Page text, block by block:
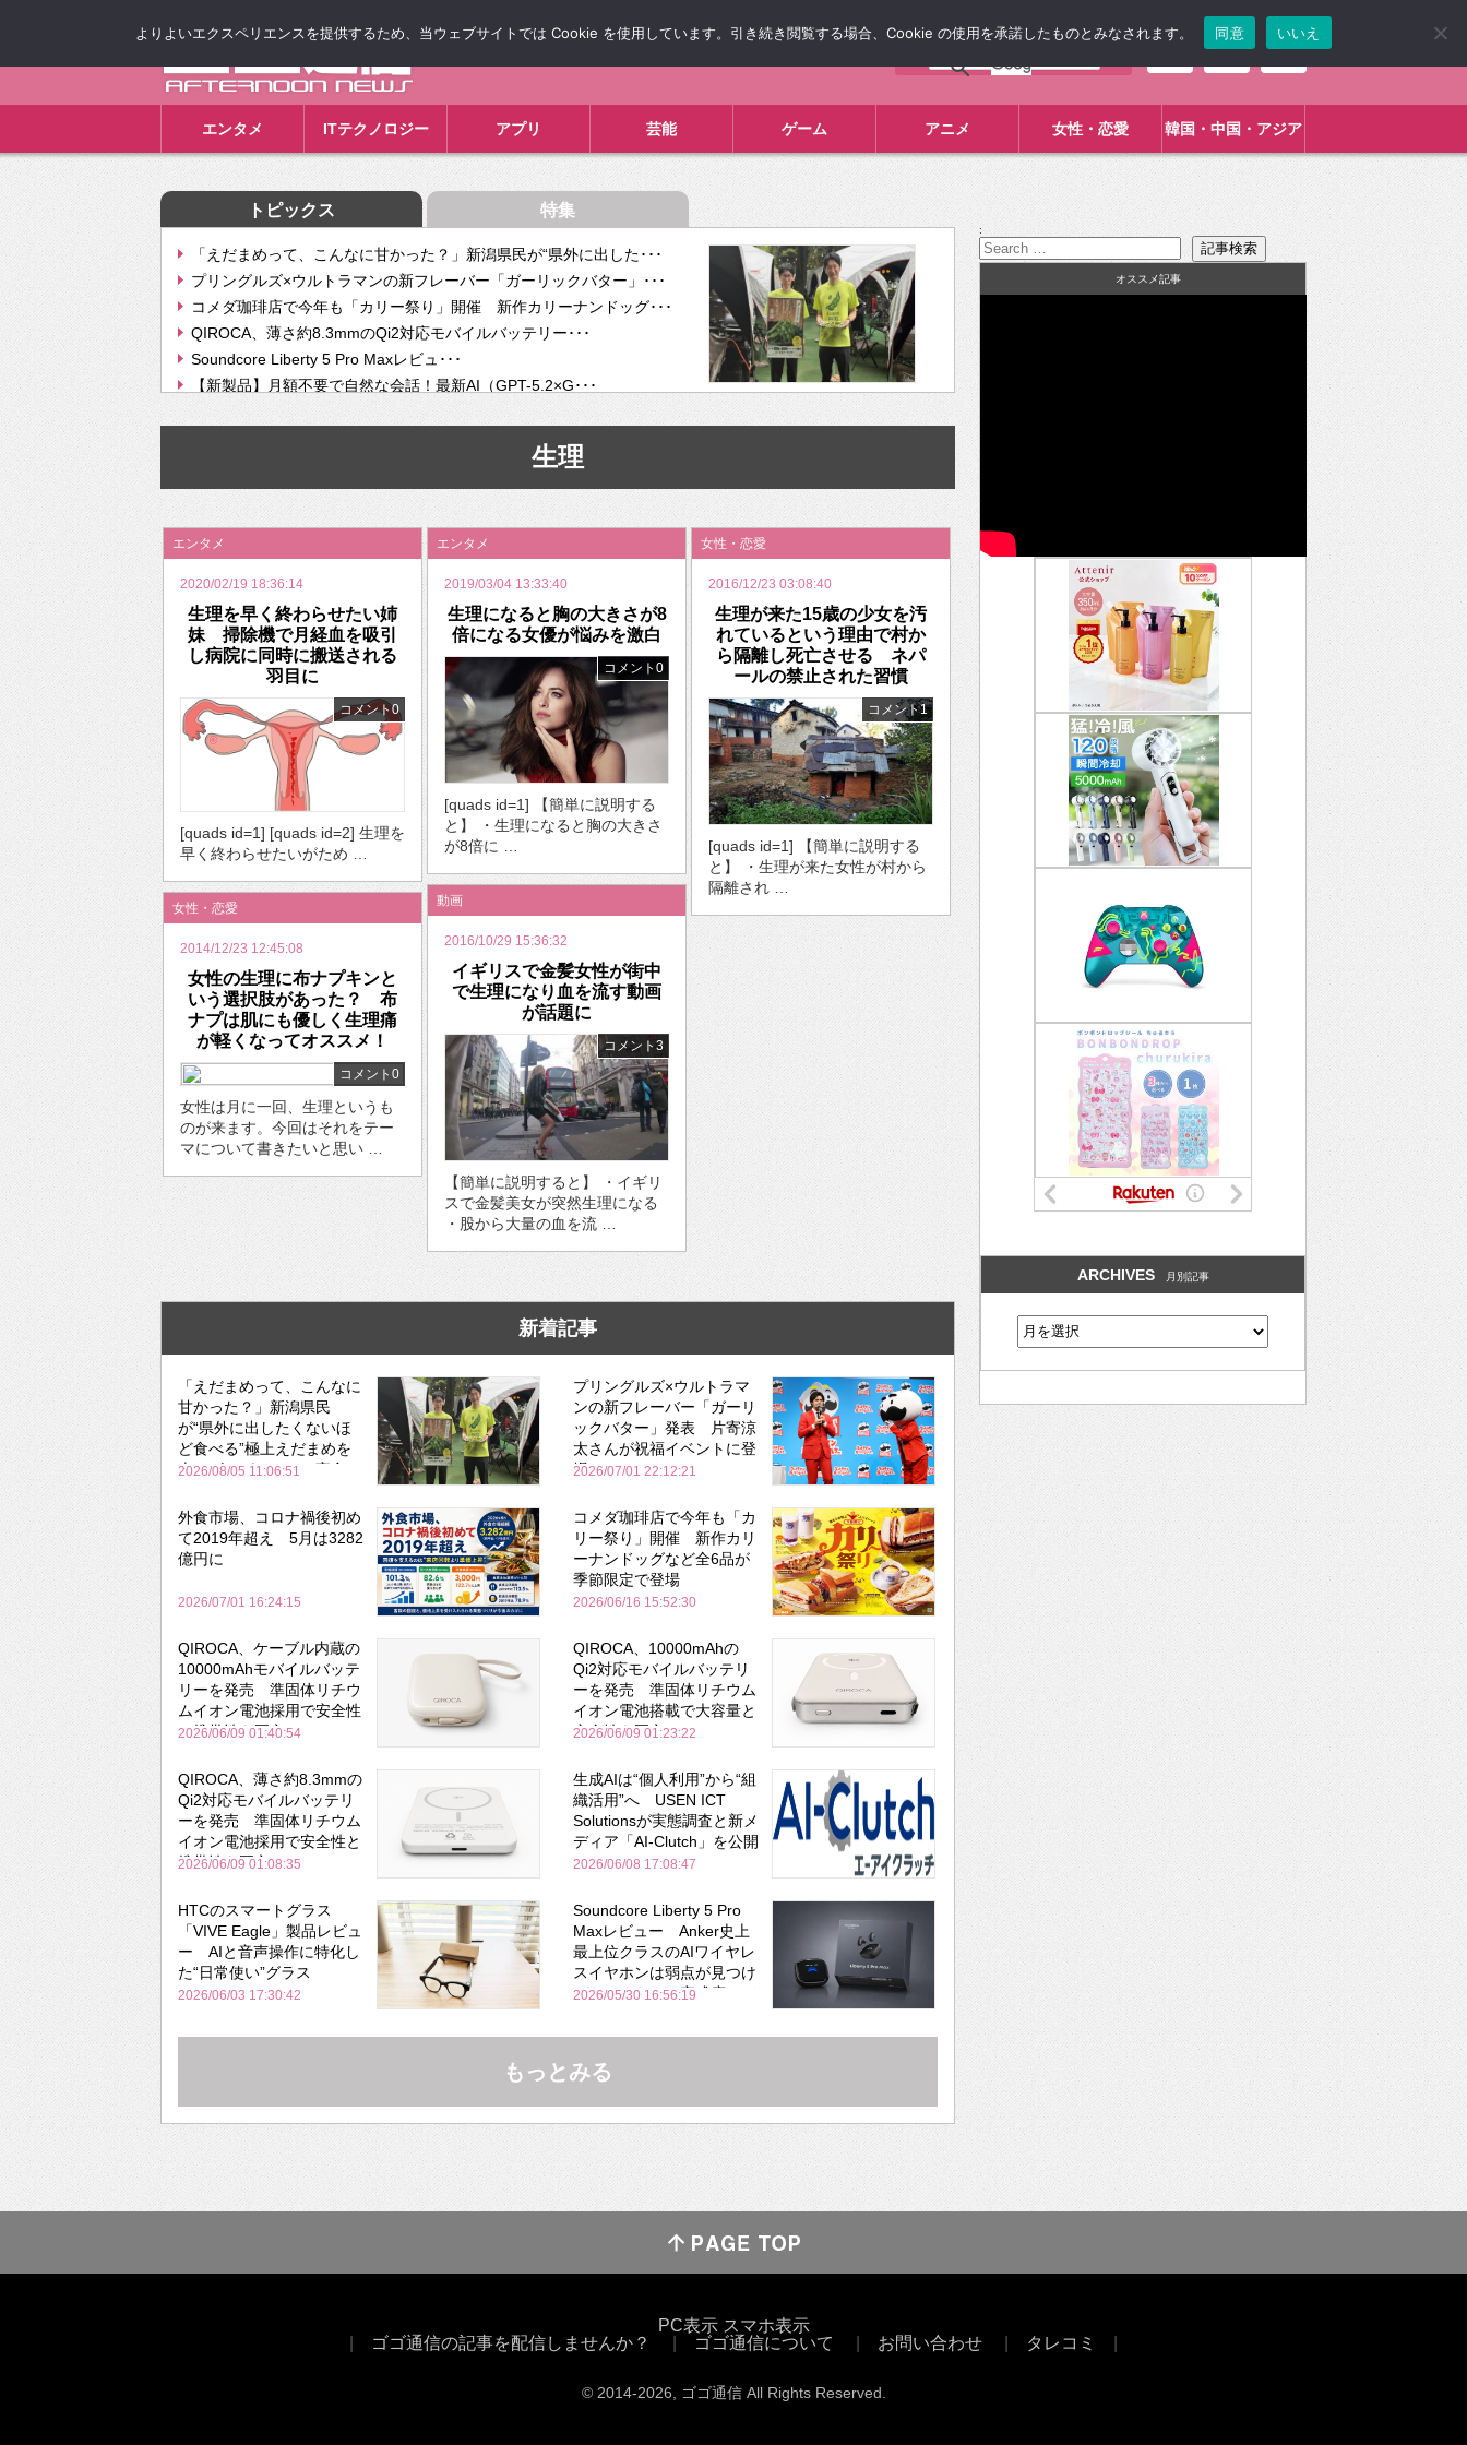
エンタメ ITテクノロジー アプリ 芸能 ゲーム アニメ 女性・恋愛 韓国・中国・アジア
トピックス 特集
「えだまめって、こんなに甘かった？」新潟県民が“県外に出した･･･
プリングルズ×ウルトラマンの新フレーバー「ガーリックバター」･･･
コメダ珈琲店で今年も「カリー祭り」開催 新作カリーナンドッグ･･･
QIROCA、薄さ約8.3mmのQi2対応モバイルバッテリー･･･
Soundcore Liberty 5 Pro Maxレビュ･･･
【新製品】月額不要で自然な会話！最新AI（GPT-5.2×G･･･
【次世代の没入感と生産性】VITURE Luma Ultra･･･
挫折率8割の壁をAIで突破。ジャストシステム、”自分が今話し･･･
2026年のバレンタインは「自分で作って、想いを渡す」 TE･･･
生理
エンタメ
2020/02/19 18:36:14
生理を早く終わらせたい姉
妹 掃除機で月経血を吸引
し病院に同時に搬送される
羽目に
コメント0
[quads id=1] [quads id=2] 生理を
早く終わらせたいがため …
エンタメ
2019/03/04 13:33:40
生理になると胸の大きさが8
倍になる女優が悩みを激白
コメント0
[quads id=1] 【簡単に説明する
と】 ・生理になると胸の大きさ
が8倍に …
女性・恋愛
2016/12/23 03:08:40
生理が来た15歳の少女を汚
れているという理由で村か
ら隔離し死亡させる ネパ
ールの禁止された習慣
コメント1
[quads id=1] 【簡単に説明する
と】 ・生理が来た女性が村から
隔離され …
動画
2016/10/29 15:36:32
イギリスで金髪女性が街中
で生理になり血を流す動画
が話題に
コメント3
【簡単に説明すると】 ・イギリ
スで金髪美女が突然生理になる
・股から大量の血を流 …
女性・恋愛
2014/12/23 12:45:08
女性の生理に布ナプキンと
いう選択肢があった？ 布
ナプは肌にも優しく生理痛
が軽くなってオススメ！
コメント0
女性は月に一回、生理というも
のが来ます。今回はそれをテー
マについて書きたいと思い …
新着記事
「えだまめって、こんなに
甘かった？」新潟県民
が“県外に出したくないほ
ど食べる”極上えだまめを
森のビアガーデンで実食
2026/08/05 11:06:51
プリングルズ×ウルトラマ
ンの新フレーバー「ガーリ
ックバター」発表 片寄涼
太さんが祝福イベントに登
場
2026/07/01 22:12:21
外食市場、コロナ禍後初め
て2019年超え 5月は3282
億円に
2026/07/01 16:24:15
コメダ珈琲店で今年も「カ
リー祭り」開催 新作カリ
ーナンドッグなど全6品が
季節限定で登場
2026/06/16 15:52:30
QIROCA、ケーブル内蔵の
10000mAhモバイルバッテ
リーを発売 準固体リチウ
ムイオン電池採用で安全性
と携帯性を両立
2026/06/09 01:40:54
QIROCA、10000mAhの
Qi2対応モバイルバッテリ
ーを発売 準固体リチウム
イオン電池搭載で大容量と
安全性を両立
2026/06/09 01:23:22
QIROCA、薄さ約8.3mmの
Qi2対応モバイルバッテリ
ーを発売 準固体リチウム
イオン電池採用で安全性と
携帯性を両立
2026/06/09 01:08:35
生成AIは“個人利用”から“組
織活用”へ USEN ICT
Solutionsが実態調査と新メ
ディア「AI-Clutch」を公開
2026/06/08 17:08:47
HTCのスマートグラス
「VIVE Eagle」製品レビュ
ー AIと音声操作に特化し
た“日常使い”グラス
2026/06/03 17:30:42
Soundcore Liberty 5 Pro
Maxレビュー Anker史上
最上位クラスのAIワイヤレ
スイヤホンは弱点が見つけ
づらいくらいの完成度にび
Bose並み
2026/05/30 16:56:19
もっとみる
:
オススメ記事
ARCHIVES 月別記事
PC表示 スマホ表示
ゴゴ通信の記事を配信しませんか？
ゴゴ通信について お問い合わせ タレコミ
© 2014-2026, ゴゴ通信 All Rights Reserved.
よりよいエクスペリエンスを提供するため、当ウェブサイトでは Cookie を使用しています。引き続き閲覧する場合、Cookie の使用を承諾したものとみなされます。 同意 いいえ